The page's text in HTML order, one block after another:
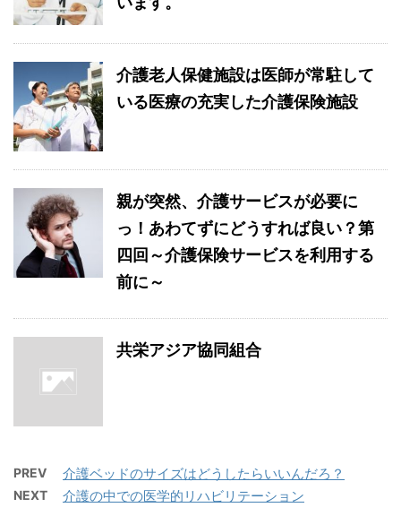
介護老人保健施設は医師が常駐して
いる医療の充実した介護保険施設
親が突然、介護サービスが必要に
っ！あわてずにどうすれば良い？第
四回～介護保険サービスを利用する
前に～
共栄アジア協同組合
PREV 介護ベッドのサイズはどうしたらいいんだろ？
NEXT 介護の中での医学的リハビリテーション